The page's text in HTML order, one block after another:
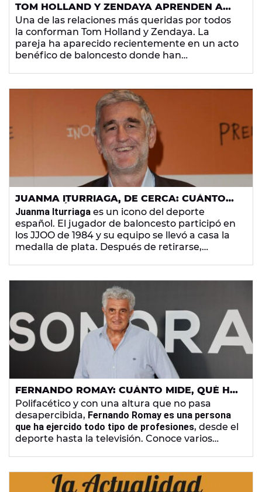
TOM HOLLAND Y ZENDAYA APRENDEN A
JUGAR AL BALONCESTO POR UNA CAUSA
BENÉFICA
Una de las relaciones más queridas por todos
la conforman Tom Holland y Zendaya. La
pareja ha aparecido recientemente en un acto
benéfico de baloncesto donde han
JUANMA ITURRIAGA, DE CERCA: CUÁNTO
MIDE, CUÁNDO DEJÓ EL BALONCESTO, SU
MUJER RUTH Y SUS DOS HIJOS
Juanma Iturriaga es un icono del deporte
español. El jugador de baloncesto participó en
los JJOO de 1984 y su equipo se llevó a casa la
medalla de plata. Después de retirarse,
este deportista vasco.
FERNANDO ROMAY: CUÁNTO MIDE, QUÉ HA
HECHO TRAS DEJAR EL BALONCESTO, SU
MUJER LETICIA Y SUS HIJOS
Polifacético y con una altura que no pasa
desapercibida, Fernando Romay es una persona
que ha ejercido todo tipo de profesiones, desde el
deporte hasta la televisión. Conoce varios